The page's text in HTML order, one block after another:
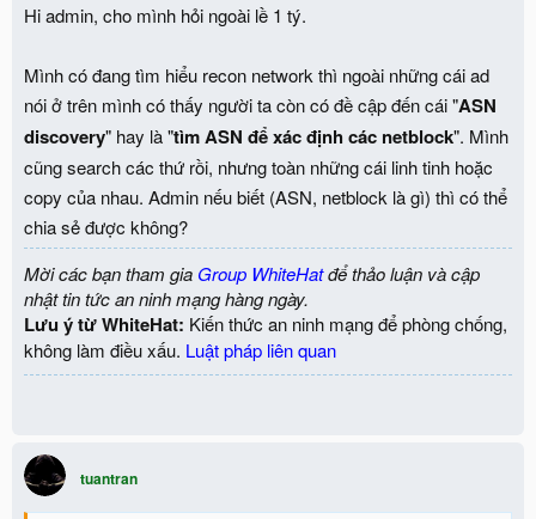
n
Hi admin, cho mình hỏi ngoài lề 1 tý.
Mình có đang tìm hiểu recon network thì ngoài những cái ad
nói ở trên mình có thấy người ta còn có đề cập đến cái "ASN
discovery" hay là "tìm ASN để xác định các netblock". Mình
cũng search các thứ rồi, nhưng toàn những cái linh tinh hoặc
copy của nhau. Admin nếu biết (ASN, netblock là gì) thì có thể
chia sẻ được không?
Mời các bạn tham gia Group WhiteHatđể thảo luận và cập
nhật tin tức an ninh mạng hàng ngày.
Lưu ý từ WhiteHat: Kiến thức an ninh mạng để phòng chống,
không làm điều xấu. Luật pháp liên quan
tuantran